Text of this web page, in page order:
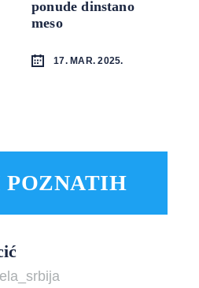
ponude dinstano
meso
17. MAR. 2025.